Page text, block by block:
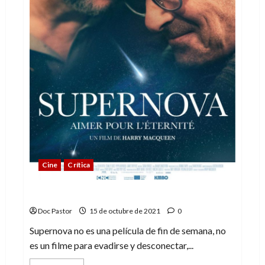
Cine Crítica
Doc Pastor 15 de octubre de 2021 0
Supernova no es una película de fin de semana, no
es un filme para evadirse y desconectar,...